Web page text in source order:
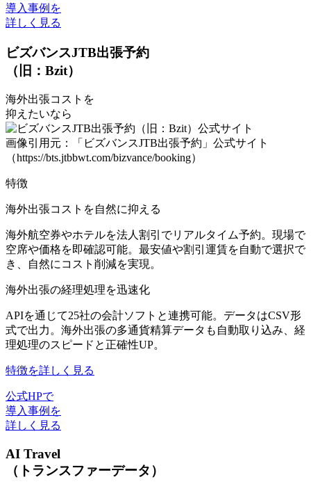
導入事例を
詳しく見る
ビズバンスJTB出張予約
（旧：Bzit）
海外出張コストを
抑えたいなら
画像引用元：「ビズバンスJTB出張予約」公式サイト
（https://bts.jtbbwt.com/bizvance/booking）
特徴
海外出張コストを自然に抑える
海外航空券やホテルを法人割引でリアルタイム予約。現場で
空席や価格を即確認可能。最安値や割引運賃を自動で選択で
き、自然にコスト削減を実現。
海外出張の経理処理を迅速化
APIを通じて25社の会計ソフトと連携可能。データはCSV形
式で出力。海外出張の多通貨精算データも自動取り込み、経
理処理のスピードと正確性UP。
特徴を詳しく見る
公式HPで
導入事例を
詳しく見る
AI Travel
（トランスファーデータ）